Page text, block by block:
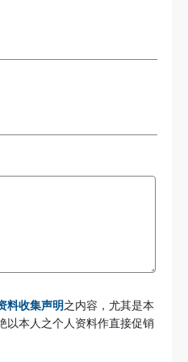
料收集声明之内容，尤其是本
以本人之个人资料作直接促销